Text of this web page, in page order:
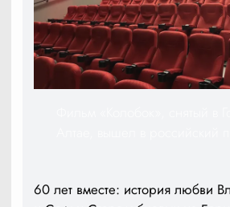
60 лет вместе: история любви